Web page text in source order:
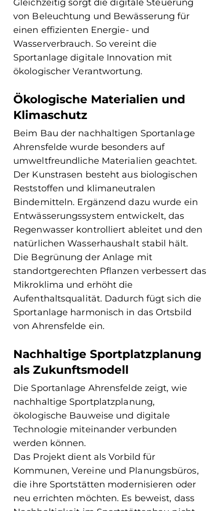
Gleichzeitig sorgt die digitale Steuerung
von Beleuchtung und Bewässerung für
einen effizienten Energie- und
Wasserverbrauch. So vereint die
Sportanlage digitale Innovation mit
ökologischer Verantwortung.
Ökologische Materialien und
Klimaschutz
Beim Bau der nachhaltigen Sportanlage
Ahrensfelde wurde besonders auf
umweltfreundliche Materialien geachtet.
Der Kunstrasen besteht aus biologischen
Reststoffen und klimaneutralen
Bindemitteln. Ergänzend dazu wurde ein
Entwässerungssystem entwickelt, das
Regenwasser kontrolliert ableitet und den
natürlichen Wasserhaushalt stabil hält.
Die Begrünung der Anlage mit
standortgerechten Pflanzen verbessert das
Mikroklima und erhöht die
Aufenthaltsqualität. Dadurch fügt sich die
Sportanlage harmonisch in das Ortsbild
von Ahrensfelde ein.
Nachhaltige Sportplatzplanung
als Zukunftsmodell
Die Sportanlage Ahrensfelde zeigt, wie
nachhaltige Sportplatzplanung,
ökologische Bauweise und digitale
Technologie miteinander verbunden
werden können.
Das Projekt dient als Vorbild für
Kommunen, Vereine und Planungsbüros,
die ihre Sportstätten modernisieren oder
neu errichten möchten. Es beweist, dass